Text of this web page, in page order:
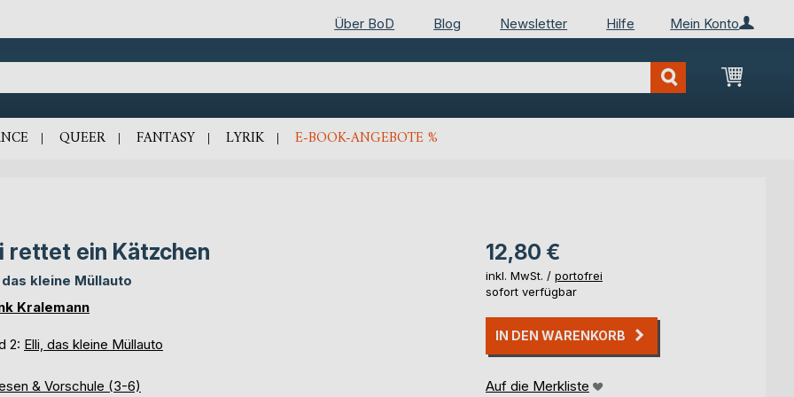
Mein Konto
Über BoD Blog Newsletter Hilfe
Mein
QUEER FANTASY LYRIK E-BOOK-ANGEBOTE %
rettet ein Kätzchen
das kleine Müllauto
Kralemann
2: Elli, das kleine Müllauto
& Vorschule (3-6)
12,80 €
inkl. MwSt. / portofrei
sofort verfügbar
IN DEN WARENKORB
Auf die Merkliste